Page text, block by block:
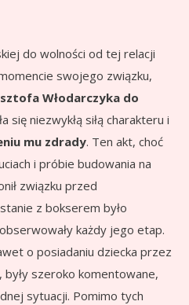
do wolności od tej relacji
swojego związku,
Włodarczyka do
się niezwykłą siłą charakteru i
mu zdrady. Ten akt, choć
i próbie budowania na
związku przed
z bokserem było
każdy jego etap.
o posiadaniu dziecka przez
były szeroko komentowane,
sytuacji. Pomimo tych